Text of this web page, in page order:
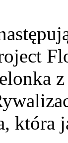
która